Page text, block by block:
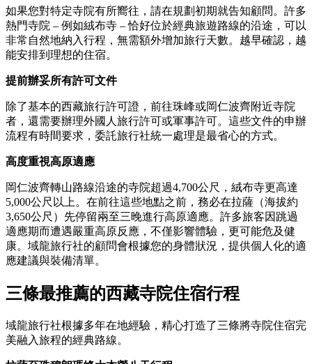
如果您對特定寺院有所嚮往，請在規劃初期就告知顧問。許多
熱門寺院 – 例如絨布寺 – 恰好位於經典旅遊路線的沿途，可以
非常自然地納入行程，無需額外增加旅行天數。越早確認，越
能安排到理想的住宿。
提前辦妥所有許可文件
除了基本的西藏旅行許可證，前往珠峰或岡仁波齊附近寺院
者，還需要辦理外國人旅行許可或軍事許可。這些文件的申辦
流程有時間要求，委託旅行社統一處理是最省心的方式。
高度重視高原適應
岡仁波齊轉山路線沿途的寺院超過4,700公尺，絨布寺更高達
5,000公尺以上。在前往這些地點之前，務必在拉薩（海拔約
3,650公尺）先停留兩至三晚進行高原適應。許多旅客因跳過
適應期而遭遇嚴重高原反應，不僅影響體驗，更可能危及健
康。域龍旅行社的顧問會根據您的身體狀況，提供個人化的適
應建議與裝備清單。
三條最推薦的西藏寺院住宿行程
域龍旅行社根據多年在地經驗，精心打造了三條將寺院住宿完
美融入旅程的經典路線。